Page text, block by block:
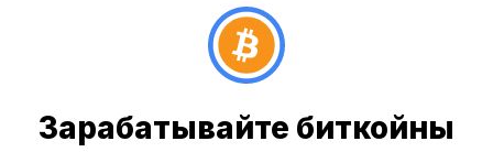
Зарабатывайте биткойны